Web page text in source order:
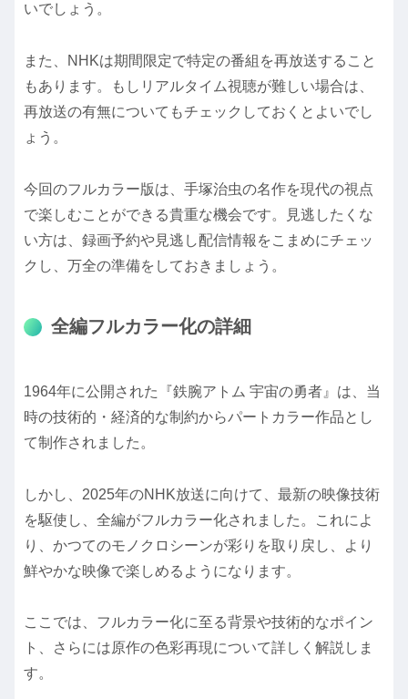
いでしょう。
また、NHKは期間限定で特定の番組を再放送すること
もあります。もしリアルタイム視聴が難しい場合は、
再放送の有無についてもチェックしておくとよいでし
ょう。
今回のフルカラー版は、手塚治虫の名作を現代の視点
で楽しむことができる貴重な機会です。見逃したくな
い方は、録画予約や見逃し配信情報をこまめにチェッ
クし、万全の準備をしておきましょう。
全編フルカラー化の詳細
1964年に公開された『鉄腕アトム 宇宙の勇者』は、当
時の技術的・経済的な制約からパートカラー作品とし
て制作されました。
しかし、2025年のNHK放送に向けて、最新の映像技術
を駆使し、全編がフルカラー化されました。これによ
り、かつてのモノクロシーンが彩りを取り戻し、より
鮮やかな映像で楽しめるようになります。
ここでは、フルカラー化に至る背景や技術的なポイン
ト、さらには原作の色彩再現について詳しく解説しま
す。